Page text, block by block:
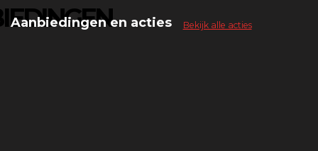
Aanbiedingen en acties Bekijk alle acties